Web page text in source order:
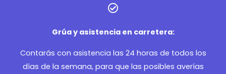
Grúa y asistencia en carretera:
Contarás con asistencia las 24 horas de todos los
días de la semana, para que las posibles averías